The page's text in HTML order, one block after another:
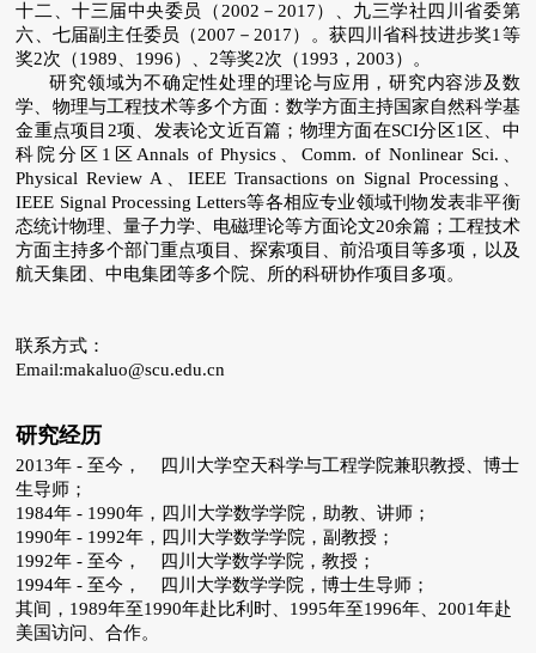
十二、十三届中央委员（2002 － 2017）、九三学社四川省委第
六、七届副主任委员（2007 －2017）。获四川省科技进步奖1等
奖2次（1989、 1996）、2等奖2次（1993 ，2003）。
研究领域为不确定性处理的理论与应用，研究内容涉及数
学、物理与工程技术等多个方面：数学方面主持国家自然科学基
金重点项目 2项、发表论文近百篇；物理方面在SCI分区1 区、中
科院分区 1 区 Annals of Physics 、Comm. of Nonlinear Sci. 、
Physical Review A 、IEEE Transactions on Signal Processing 、
IEEE Signal Processing Letters等各相应专业领域刊物发表非平衡
态统计物理、量子力学、电磁理论等方面论文20余篇；工程技术
方面主持多个部门重点项目、探索项目、前沿项目等多项，以及
航天集团、中电集团等多个院、所的科研协作项目多项。
联系方式：
Email:makaluo@scu.edu.cn
研究经历
2013年 - 至今， 四川大学空天科学与工程学院兼职教授、博士
生导师；
1984年 - 1990年，四川大学数学学院，助教、讲师；
1990年 - 1992年，四川大学数学学院，副教授；
1992年 - 至今， 四川大学数学学院，教授；
1994年 - 至今， 四川大学数学学院，博士生导师；
其间，1989年至1990年赴比利时、1995年至1996年、2001年赴
美国访问、合作。